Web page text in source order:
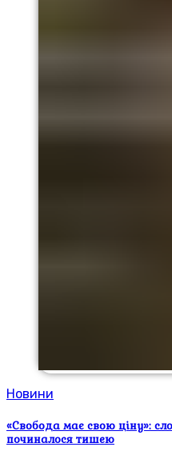
Новини
«Свобода має свою ціну»:
починалося тишею